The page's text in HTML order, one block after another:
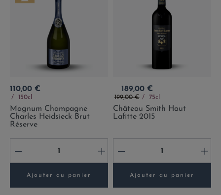
Prix
110,00 €
150cl
Magnum Champagne
Charles Heidsieck Brut
Réserve
- +
Ajouter au panier
Prix
189,00 €
Prix de base
199,00 € 75cl
Château Smith Haut
Lafitte 2015
- +
Ajouter au panier